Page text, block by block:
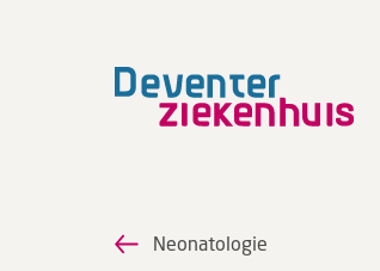
Neonatologie